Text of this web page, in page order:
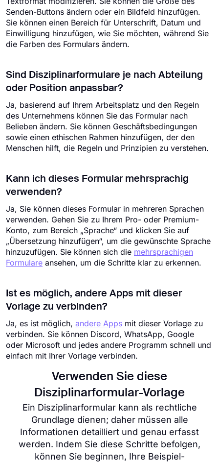
Senden-Buttons ändern oder ein Bildfeld hinzufügen.
Sie können einen Bereich für Unterschrift, Datum und
Einwilligung hinzufügen, wie Sie möchten, während Sie
die Farben des Formulars ändern.
Sind Disziplinarformulare je nach Abteilung
oder Position anpassbar?
Ja, basierend auf Ihrem Arbeitsplatz und den Regeln
des Unternehmens können Sie das Formular nach
Belieben ändern. Sie können Geschäftsbedingungen
sowie einen ethischen Rahmen hinzufügen, der den
Menschen hilft, die Regeln und Prinzipien zu verstehen.
Kann ich dieses Formular mehrsprachig
verwenden?
Ja, Sie können dieses Formular in mehreren Sprachen
verwenden. Gehen Sie zu Ihrem Pro- oder Premium-
Konto, zum Bereich „Sprache“ und klicken Sie auf
„Übersetzung hinzufügen“, um die gewünschte Sprache
hinzuzufügen. Sie können sich die mehrsprachigen
Formulare ansehen, um die Schritte klar zu erkennen.
Ist es möglich, andere Apps mit dieser
Vorlage zu verbinden?
Ja, es ist möglich, andere Apps mit dieser Vorlage zu
verbinden. Sie können Discord, WhatsApp, Google
oder Microsoft und jedes andere Programm schnell und
einfach mit Ihrer Vorlage verbinden.
Verwenden Sie diese
Disziplinarformular-Vorlage
Ein Disziplinarformular kann als rechtliche
Grundlage dienen; daher müssen alle
Informationen detailliert und genau erfasst
werden. Indem Sie diese Schritte befolgen,
können Sie beginnen, Ihre Beispiel-